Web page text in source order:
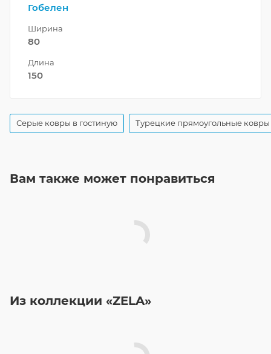
Гобелен
Ширина
80
Длина
150
Серые ковры в гостиную Турецкие прямоугольные ковры
Вам также может понравиться
Из коллекции «ZELA»